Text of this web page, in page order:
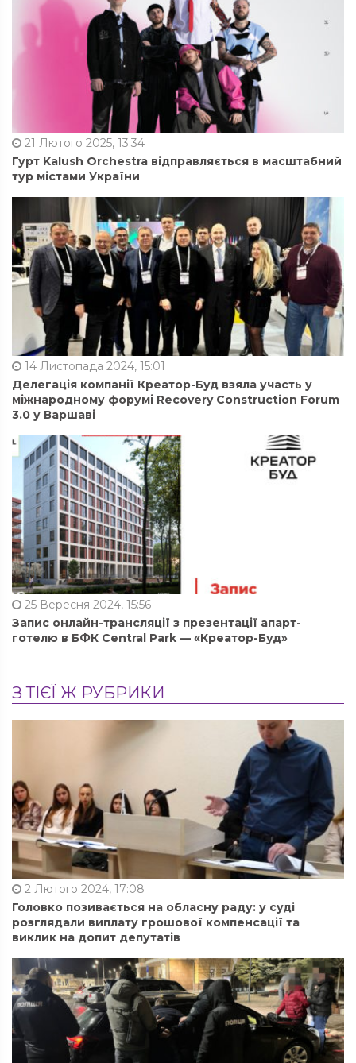
21 Лютого 2025, 13:34
Гурт Kalush Orchestra відправляється в масштабний
тур містами України
14 Листопада 2024, 15:01
Делегація компанії Креатор-Буд взяла участь у
міжнародному форумі Recovery Construction Forum
3.0 у Варшаві
25 Вересня 2024, 15:56
Запис онлайн-трансляції з презентації апарт-
готелю в БФК Central Park — «Креатор-Буд»
З ТІЄЇ Ж РУБРИКИ
2 Лютого 2024, 17:08
Головко позивається на обласну раду: у суді
розглядали виплату грошової компенсації та
виклик на допит депутатів